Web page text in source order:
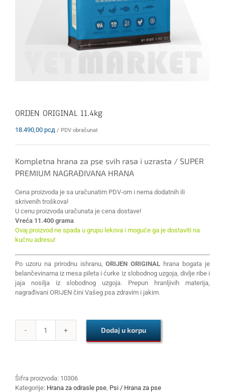
ORIJEN ORIGINAL 11.4kg
18.490,00 рсд / PDV obračunat
Kompletna hrana za pse svih rasa i uzrasta / SUPER
PREMIUM NAGRAĐIVANA HRANA
Cena proizvoda je sa uračunatim PDV-om i nema dodatnih ili
skrivenih troškova!
U cenu proizvoda uračunata je cena dostave!
Vreća 11.400 grama
Ovaj proizvod ne spada u grupu lekova i moguće ga je dostaviti na
kućnu adresu!
Po uzoru na prirodnu ishranu,ORIJEN ORIGINAL hrana bogata je
belančevinama iz mesa pileta i ćurke iz slobodnog uzgoja, divlje ribe i
jaja nosilja iz slobodnog uzgoja. Prepun hranljivih materija,
nagrađivani ORIJEN čini Vašeg psa zdravim i jakim.
ORIJEN
Dodaj u korpu
Šifra proizvoda: 10306
Kategorije: Hrana za odrasle pse Psi / Hrana za pse